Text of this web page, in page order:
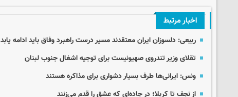
اخبار مرتبط
ربیعی: دلسوزان ایران معتقدند مسیر درست راهبرد وفاق باید ادامه یابد
تقلای وزیر تندروی صهیونیست برای توجیه اشغال جنوب لبنان
ونس: ایرانی‌ها طرف بسیار دشواری برای مذاکره هستند
از نجف تا کربلا؛ در جاده‌ای که عشق را قدم می‌زنند